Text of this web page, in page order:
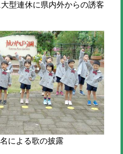
型連休に県内外からの誘客
による歌の披露